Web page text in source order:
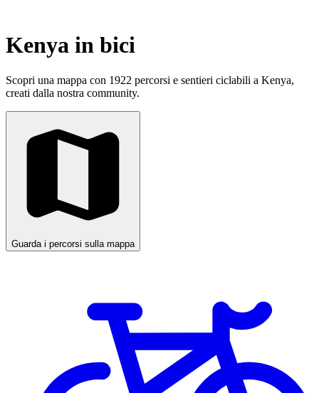
Kenya in bici
Scopri una mappa con 1922 percorsi e sentieri ciclabili a Kenya,
creati dalla nostra community.
Guarda i percorsi sulla mappa